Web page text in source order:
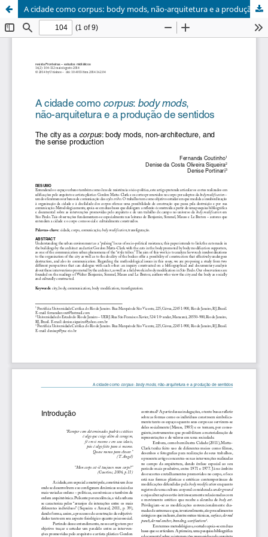
A cidade como corpus: body mods, não-arquitetura e a produção de sentidos